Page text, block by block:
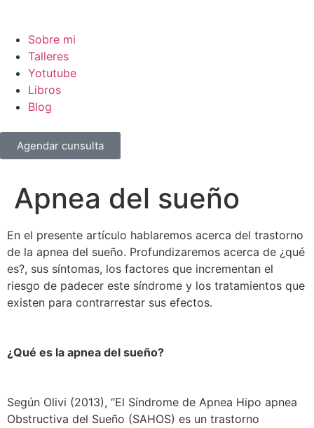
Sobre mi
Talleres
Yotutube
Libros
Blog
Agendar cunsulta
Apnea del sueño
En el presente artículo hablaremos acerca del trastorno
de la apnea del sueño. Profundizaremos acerca de ¿qué
es?, sus síntomas, los factores que incrementan el
riesgo de padecer este síndrome y los tratamientos que
existen para contrarrestar sus efectos.
¿Qué es la apnea del sueño?
Según Olivi (2013), “El Síndrome de Apnea Hipo apnea
Obstructiva del Sueño (SAHOS) es un trastorno